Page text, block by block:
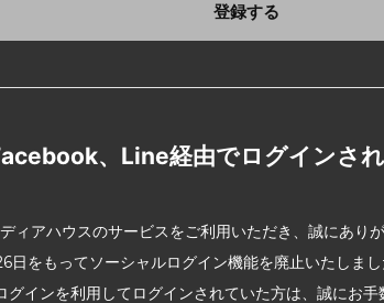
登録する
、Line経由でログインさ
ィアハウスのサービスをご利用いただき、誠にありが
日をもってソーシャルログイン機能を廃止いたしまし
グインを利用してログインされていた方は、誠にお